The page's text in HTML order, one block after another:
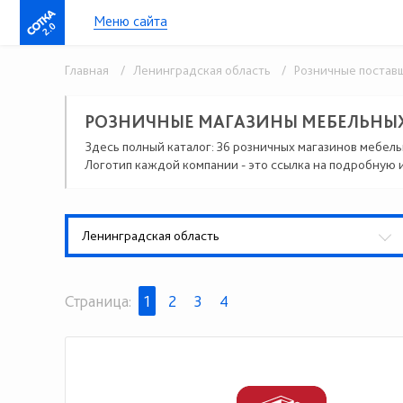
2.0 Меню сайта
Главная / Ленинградская область / Розничные
РОЗНИЧНЫЕ МАГАЗИНЫ
Здесь полный каталог: 36 розничных магазинов
Логотип каждой компании - это ссылка на
Ленинградская область
Страница: 1 2 3 4